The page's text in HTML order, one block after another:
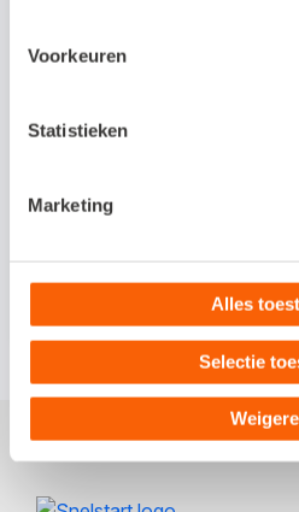
Voorkeuren
Statistieken
Marketing
Alles
Selectie
Het koppelen van
sneller geworden. Bij
velden hoofdrubriek,